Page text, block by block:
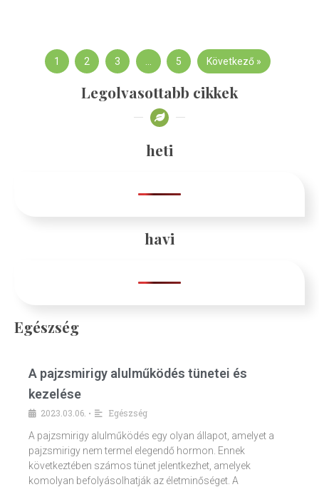
1 2 3 … 5 Következő »
Legolvasottabb cikkek
heti
havi
Egészség
A pajzsmirigy alulműködés tünetei és
kezelése
2023.03.06. •
Egészség
A pajzsmirigy alulműködés egy olyan állapot, amelyet a
pajzsmirigy nem termel elegendő hormon. Ennek
következtében számos tünet jelentkezhet, amelyek
komolyan befolyásolhatják az életminőséget. A